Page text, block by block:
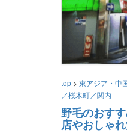
top > 東アジア・中
／桜木町／関内
野毛のおす
店やおしゃ